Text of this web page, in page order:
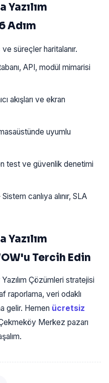
Adım
süreçler haritalanır.
API, modül mimarisi
akışları ve ekran
uyumlu
test ve güvenlik denetimi
canlıya alınır, SLA
Tercih Edin
Çözümleri stratejisi
raporlama, veri odaklı
gelir. Hemen ücretsiz
Merkez pazarı